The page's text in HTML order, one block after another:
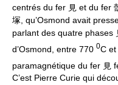
centrés du fer 見 et du fer
塚, qu’Osmond avait
parlant des quatre phases
d’Osmond, entre 770 0C
paramagnétique du fer 見
C’est Pierre Curie qui